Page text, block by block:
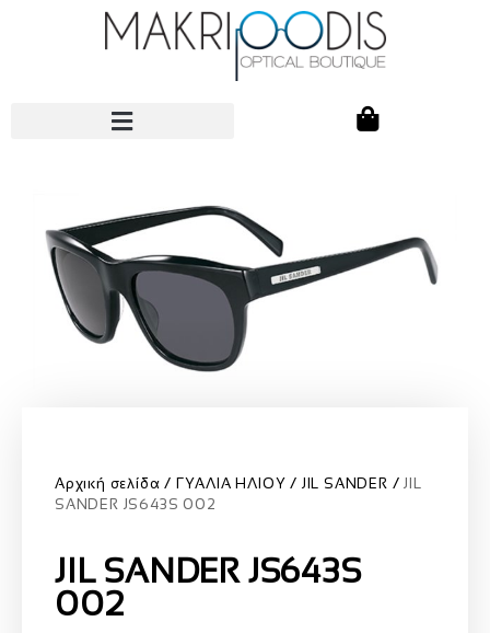
Αρχική σελίδα ΓΥΑΛΙΑ ΗΛΙΟΥ JIL SANDER
JIL
SANDER JS643S 002
JIL SANDER JS643S
002